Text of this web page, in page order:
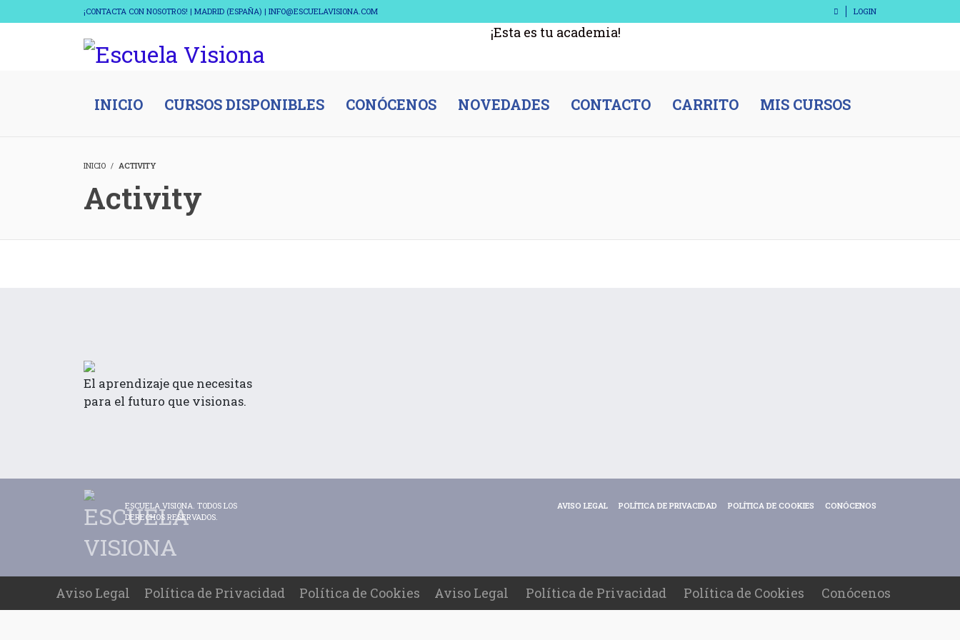
¡CONTACTA CON NOSOTROS! | MADRID (ESPAÑA) | INFO@ESCUELAVISIONA.COM LOGIN
¡Esta es tu academia!
INICIO CURSOS DISPONIBLES CONÓCENOS NOVEDADES CONTACTO CARRITO MIS CURSOS
INICIO ACTIVITY
Activity
El aprendizaje que necesitas
para el futuro que visionas.
ESCUELA VISIONA. TODOS LOS
DERECHOS RESERVADOS.
AVISO LEGAL POLÍTICA DE PRIVACIDAD POLÍTICA DE COOKIES CONÓCENOS
Aviso Legal Política de Privacidad Política de Cookies Aviso Legal Política de Privacidad Política de Cookies Conócenos